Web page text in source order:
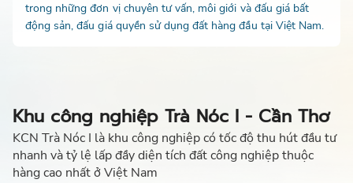
trong những đơn vị chuyên tư vấn, môi giới và đấu giá bất
động sản, đấu giá quyền sử dụng đất hàng đầu tại Việt Nam.
Khu công nghiệp Trà Nóc I - Cần Thơ
KCN Trà Nóc I là khu công nghiệp có tốc độ thu hút đầu tư
nhanh và tỷ lệ lấp đầy diện tích đất công nghiệp thuộc
hàng cao nhất ở Việt Nam